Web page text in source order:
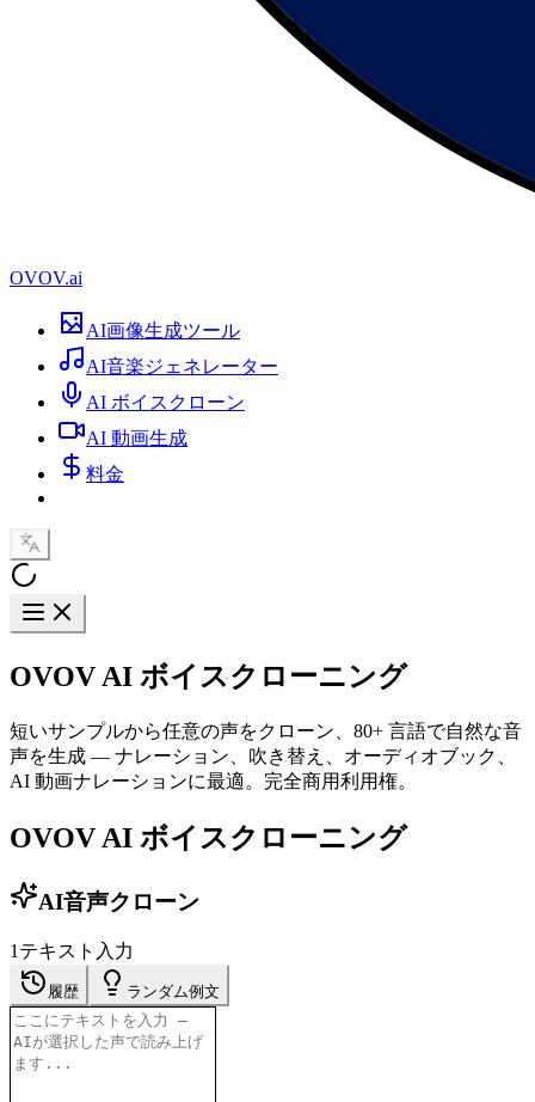
OVOV.ai
AI画像生成ツール
AI音楽ジェネレーター
AI ボイスクローン
AI 動画生成
料金
OVOV AI ボイスクローニング
短いサンプルから任意の声をクローン、80+ 言語で自然な音
声を生成 — ナレーション、吹き替え、オーディオブック、
AI 動画ナレーションに最適。完全商用利用権。
OVOV AI ボイスクローニング
AI音声クローン
1 テキスト入力
履歴 ランダム例文